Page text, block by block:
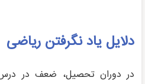
دلایل یاد نگرفتن ریاضی
در دوران تحصیل، ضعف در